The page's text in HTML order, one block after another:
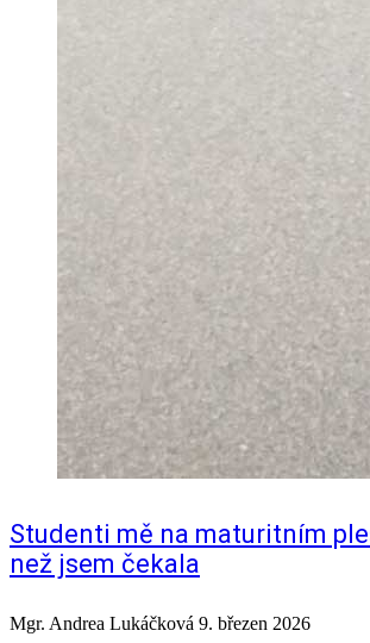
Studenti mě na maturitním
než jsem čekala
Mgr. Andrea Lukáčková 9. březen 2026